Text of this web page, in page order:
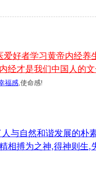
爱好者学习黄帝内经养
经才是我们中国人的
福感 ,使命感!
与自然和谐发展的朴
搏为之神,得神则生,